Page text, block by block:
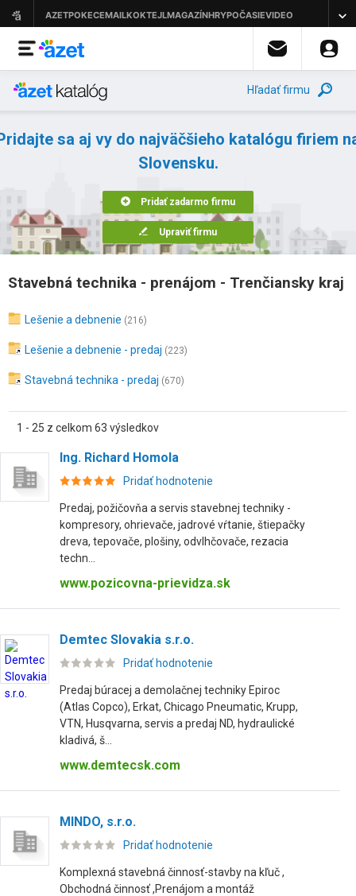
Hľadať firmu
sa aj vy do najväčšieho katalógu firiem
Slovensku.
Pridať zadarmo firmu
Upraviť firmu
Stavebná technika - prenájom - Trenčiansky kraj
Lešenie a debnenie (216)
Lešenie a debnenie - predaj (223)
Stavebná technika - predaj (670)
1 - 25 z celkom 63 výsledkov
Ing. Richard Homola
Pridať hodnotenie
Predaj, požičovňa a servis stavebnej techniky -
kompresory, ohrievače, jadrové vŕtanie, štiepačky
dreva, tepovače, plošiny, odvlhčovače, rezacia
techn...
www.pozicovna-prievidza.sk
Demtec Slovakia s.r.o.
Pridať hodnotenie
Predaj búracej a demolačnej techniky Epiroc
(Atlas Copco), Erkat, Chicago Pneumatic, Krupp,
VTN, Husqvarna, servis a predaj ND, hydraulické
kladivá, š...
www.demtecsk.com
MINDO, s.r.o.
Pridať hodnotenie
Komplexná stavebná činnosť-stavby na kľuč ,
Obchodná činnosť ,Prenájom a montáž